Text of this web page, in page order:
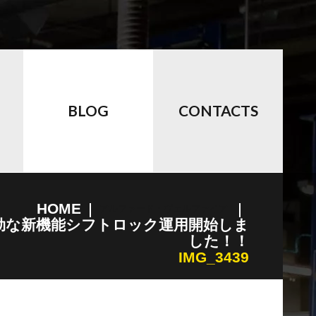
BLOG CONTACTS
HOME
新機能シフトロック運用開始しま
した！！
IMG_3439